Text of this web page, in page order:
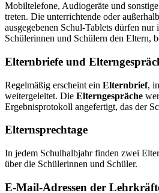
Mobiltelefone, Audiogeräte und
treten. Die unterrichtende oder
ausgegebenen Schul-Tablets dürfen
Schülerinnen und Schülern den Eltern,
Elternbriefe und
Regelmäßig erscheint ein Elternbrief,
weitergeleitet. Die Elterngespräche
Ergebnisprotokoll angefertigt, das der
Elternsprechtage
In jedem Schulhalbjahr finden zwei
über die Schülerinnen und Schüler.
E-Mail-Adressen der